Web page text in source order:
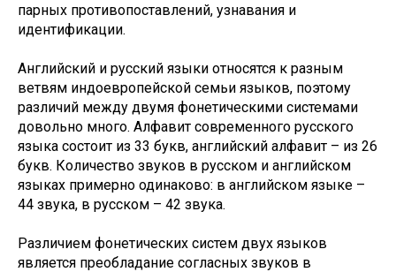
парных противопоставлений, узнавания и
идентификации.
Английский и русский языки относятся к разным
ветвям индоевропейской семьи языков, поэтому
различий между двумя фонетическими системами
довольно много. Алфавит современного русского
языка состоит из 33 букв, английский алфавит – из 26
букв. Количество звуков в русском и английском
языках примерно одинаково: в английском языке –
44 звука, в русском – 42 звука.
Различием фонетических систем двух языков
является преобладание согласных звуков в